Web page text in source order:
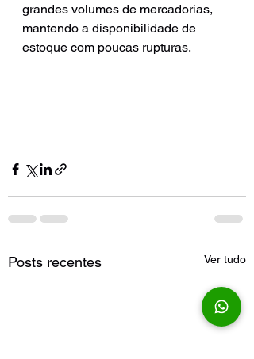
grandes volumes de mercadorias,
mantendo a disponibilidade de
estoque com poucas rupturas.
Posts recentes Ver tudo